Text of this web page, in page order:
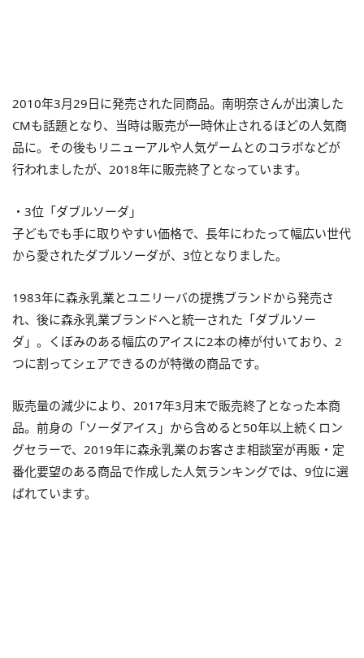
2010年3月29日に発売された同商品。南明奈さんが出演した
CMも話題となり、当時は販売が一時休止されるほどの人気商
品に。その後もリニューアルや人気ゲームとのコラボなどが
行われましたが、2018年に販売終了となっています。
・3位「ダブルソーダ」
子どもでも手に取りやすい価格で、長年にわたって幅広い世代
から愛されたダブルソーダが、3位となりました。
1983年に森永乳業とユニリーバの提携ブランドから発売さ
れ、後に森永乳業ブランドへと統一された「ダブルソー
ダ」。くぼみのある幅広のアイスに2本の棒が付いており、2
つに割ってシェアできるのが特徴の商品です。
販売量の減少により、2017年3月末で販売終了となった本商
品。前身の「ソーダアイス」から含めると50年以上続くロン
グセラーで、2019年に森永乳業のお客さま相談室が再販・定
番化要望のある商品で作成した人気ランキングでは、9位に選
ばれています。